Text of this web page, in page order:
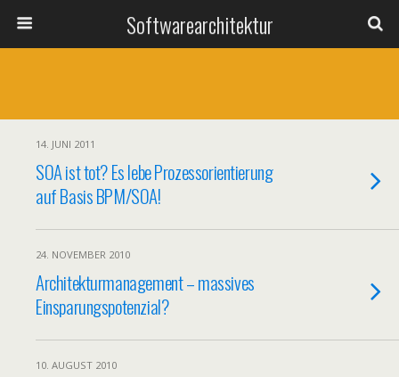
Softwarearchitektur
14. JUNI 2011
SOA ist tot? Es lebe Prozessorientierung
auf Basis BPM/SOA!
24. NOVEMBER 2010
Architekturmanagement – massives
Einsparungspotenzial?
10. AUGUST 2010